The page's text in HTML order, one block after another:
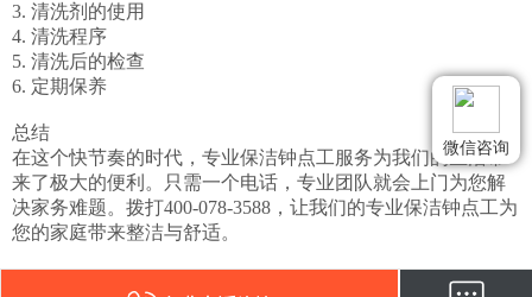
3. 清洗剂的使用
4. 清洗程序
5. 清洗后的检查
6. 定期保养
总结
在这个快节奏的时代，专业保洁钟点工服务为我们的生活带
来了极大的便利。只需一个电话，专业团队就会上门为您解
决家务难题。拨打400-078-3588，让我们的专业保洁钟点工为
您的家庭带来整洁与舒适。
微信咨询